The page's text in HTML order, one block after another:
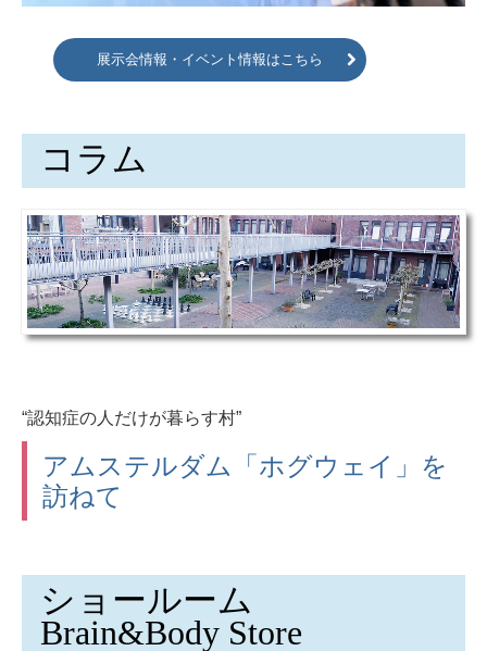
展示会情報・イベント情報はこちら
コラム
“認知症の人だけが暮らす村”
アムステルダム「ホグウェイ」を
訪ねて
ショールーム
Brain&Body Store